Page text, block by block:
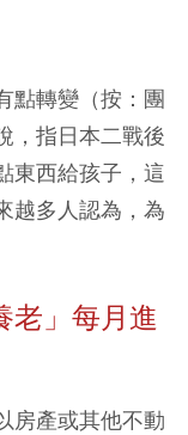
點轉變（按：團
，指日本二戰後
東西給孩子，這
越多人認為，為
老」每月進
房產或其他不動